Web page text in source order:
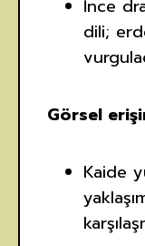
İnce
dili;
Görsel
Kaide